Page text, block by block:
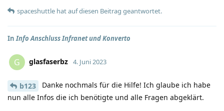
spaceshuttle hatauf diesen Beitrag geantwortet.
InInfo Anschluss Infranet und Konverto
G glasfaserbz 4. Juni 2023
b123
Danke nochmals für die Hilfe! Ich glaube ich habe
nun alle Infos die ich benötigte und alle Fragen abgeklärt.